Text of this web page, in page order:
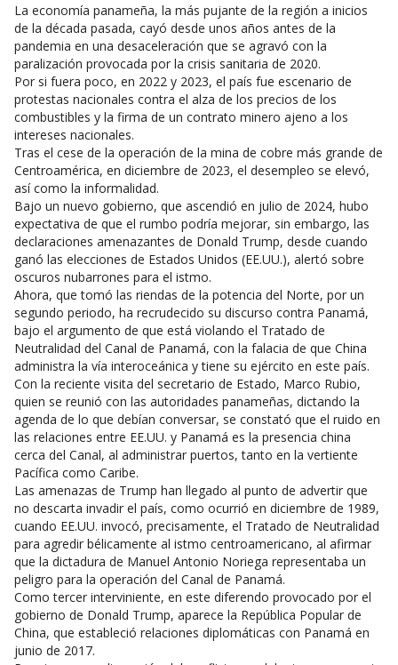
La economía panameña, la más pujante de la región a inicios
de la década pasada, cayó desde unos años antes de la
pandemia en una desaceleración que se agravó con la
paralización provocada por la crisis sanitaria de 2020.
Por si fuera poco, en 2022 y 2023, el país fue escenario de
protestas nacionales contra el alza de los precios de los
combustibles y la firma de un contrato minero ajeno a los
intereses nacionales.
Tras el cese de la operación de la mina de cobre más grande de
Centroamérica, en diciembre de 2023, el desempleo se elevó,
así como la informalidad.
Bajo un nuevo gobierno, que ascendió en julio de 2024, hubo
expectativa de que el rumbo podría mejorar, sin embargo, las
declaraciones amenazantes de Donald Trump, desde cuando
ganó las elecciones de Estados Unidos (EE.UU.), alertó sobre
oscuros nubarrones para el istmo.
Ahora, que tomó las riendas de la potencia del Norte, por un
segundo periodo, ha recrudecido su discurso contra Panamá,
bajo el argumento de que está violando el Tratado de
Neutralidad del Canal de Panamá, con la falacia de que China
administra la vía interoceánica y tiene su ejército en este país.
Con la reciente visita del secretario de Estado, Marco Rubio,
quien se reunió con las autoridades panameñas, dictando la
agenda de lo que debían conversar, se constató que el ruido en
las relaciones entre EE.UU. y Panamá es la presencia china
cerca del Canal, al administrar puertos, tanto en la vertiente
Pacífica como Caribe.
Las amenazas de Trump han llegado al punto de advertir que
no descarta invadir el país, como ocurrió en diciembre de 1989,
cuando EE.UU. invocó, precisamente, el Tratado de Neutralidad
para agredir bélicamente al istmo centroamericano, al afirmar
que la dictadura de Manuel Antonio Noriega representaba un
peligro para la operación del Canal de Panamá.
Como tercer interviniente, en este diferendo provocado por el
gobierno de Donald Trump, aparece la República Popular de
China, que estableció relaciones diplomáticas con Panamá en
junio de 2017.